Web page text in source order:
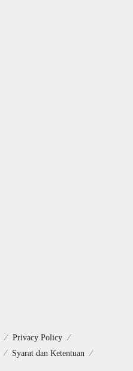
Privacy Policy
Syarat dan Ketentuan